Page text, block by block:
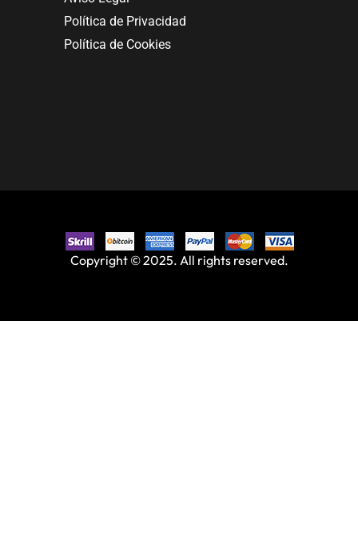
Política de Privacidad
Política de Cookies
Copyright © 2025. All rights reserved.